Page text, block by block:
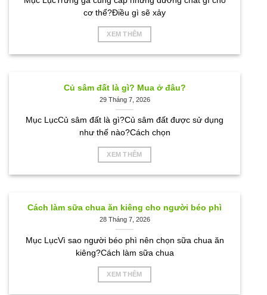
cơ thể?Điều gì sẽ xảy
XEM THÊM
Củ sâm đất là gì? Mua ở đâu?
29 Tháng 7, 2026
Mục LụcCủ sâm đất là gì?Củ sâm đất được sử dụng
như thế nào?Cách chọn
XEM THÊM
Cách làm sữa chua ăn kiêng cho người béo phì
28 Tháng 7, 2026
Mục LụcVì sao người béo phì nên chọn sữa chua ăn
kiêng?Cách làm sữa chua
XEM THÊM